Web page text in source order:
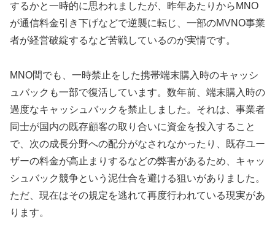
するかと一時的に思われましたが、昨年あたりからMNO
が通信料金引き下げなどで逆襲に転じ、一部のMVNO事業
者が経営破綻するなど苦戦しているのが実情です。
MNO間でも、一時禁止をした携帯端末購入時のキャッシ
ュバックも一部で復活しています。数年前、端末購入時の
過度なキャッシュバックを禁止しました。それは、事業者
同士が国内の既存顧客の取り合いに資金を投入すること
で、次の成長分野への配分がなされなかったり、既存ユー
ザーの料金が高止まりするなどの弊害があるため、キャッ
シュバック競争という泥仕合を避ける狙いがありました。
ただ、現在はその規定を逃れて再度行われている現実があ
ります。